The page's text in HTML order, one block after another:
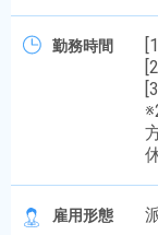
勤務時間
雇用形態